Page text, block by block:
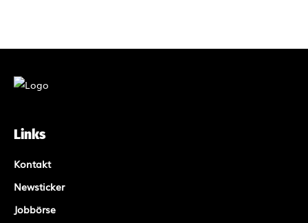
Links
Kontakt
Newsticker
Jobbörse